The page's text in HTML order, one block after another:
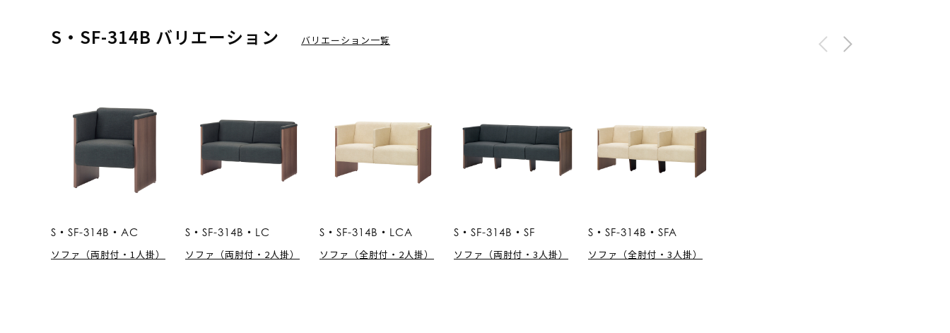
S・SF-314B バリエーション バリエーション一覧
S・SF-314B・AC
ソファ（両肘付・1人掛）
S・SF-314B・LC
ソファ（両肘付・2人掛）
S・SF-314B・LCA
ソファ（全肘付・2人掛）
S・SF-314B・SF
ソファ（両肘付・3人掛）
S・SF-314B・SFA
ソファ（全肘付・3人掛）